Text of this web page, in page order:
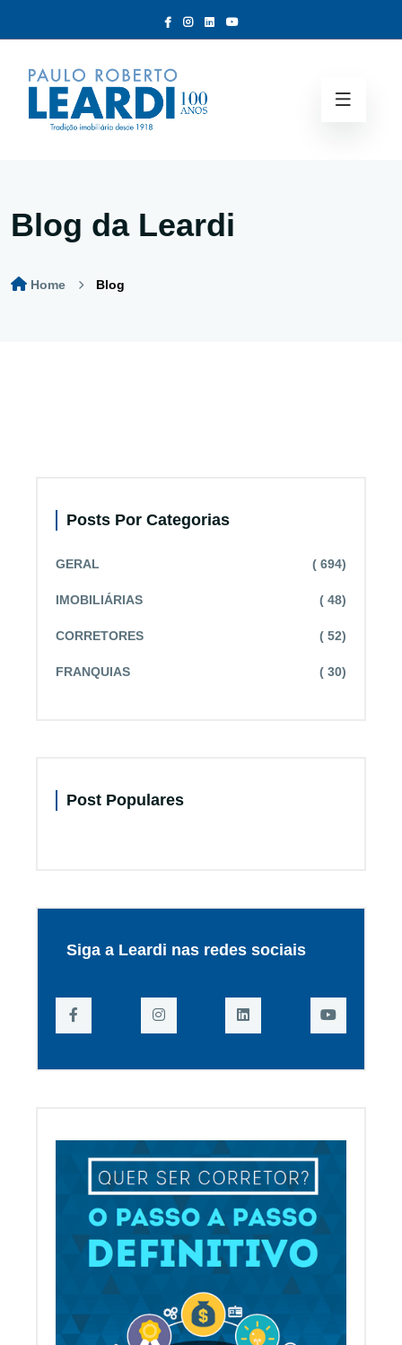
Blog da Leardi
Home Blog
Posts Por Categorias
GERAL ( 694)
IMOBILIÁRIAS ( 48)
CORRETORES ( 52)
FRANQUIAS ( 30)
Post Populares
Siga a Leardi nas redes sociais